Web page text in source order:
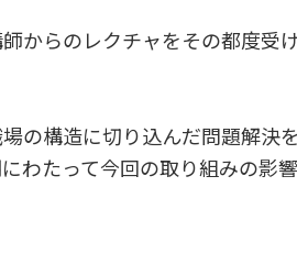
からのレクチャをその都度受
の構造に切り込んだ問題解決
わたって今回の取り組みの影